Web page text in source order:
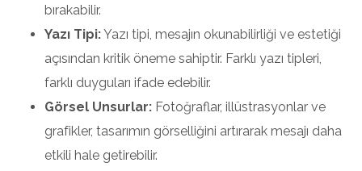
bırakabilir.
Yazı Tipi:Yazı tipi, mesajın okunabilirliği ve estetiği
açısından kritik öneme sahiptir. Farklı yazı tipleri,
farklı duyguları ifade edebilir.
Görsel Unsurlar: Fotoğraflar, illüstrasyonlar ve
grafikler, tasarımın görselliğini artırarak mesajı daha
etkili hale getirebilir.